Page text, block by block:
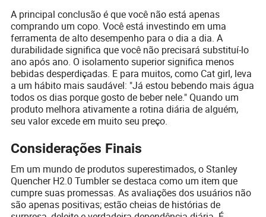
A principal conclusão é que você não está apenas
comprando um copo. Você está investindo em uma
ferramenta de alto desempenho para o dia a dia. A
durabilidade significa que você não precisará substituí-lo
ano após ano. O isolamento superior significa menos
bebidas desperdiçadas. E para muitos, como Cat girl, leva
a um hábito mais saudável: "Já estou bebendo mais água
todos os dias porque gosto de beber nele." Quando um
produto melhora ativamente a rotina diária de alguém,
seu valor excede em muito seu preço.
Considerações Finais
Em um mundo de produtos superestimados, o Stanley
Quencher H2.0 Tumbler se destaca como um item que
cumpre suas promessas. As avaliações dos usuários não
são apenas positivas; estão cheias de histórias de